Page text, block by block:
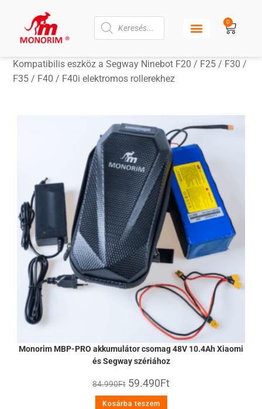
0
Kompatibilis eszköz a Segway Ninebot F20 / F25 / F30 /
F35 / F40 / F40i elektromos rollerekhez
Monorim MBP-PRO akkumulátor csomag 48V 10.4Ah Xiaomi
és Segway szériához
84.990Ft 59.490Ft
Kosárba teszem